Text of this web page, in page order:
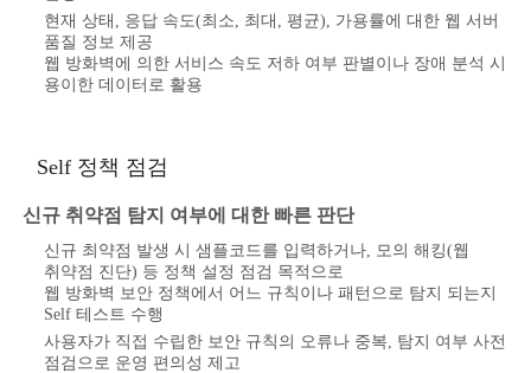
현재 상태, 응답 속도(최소, 최대, 평균), 가용률에 대한 웹 서버
품질 정보 제공
웹 방화벽에 의한 서비스 속도 저하 여부 판별이나 장애 분석 시
용이한 데이터로 활용
Self 정책 점검
신규 취약점 탐지 여부에 대한 빠른 판단
신규 최약점 발생 시 샘플코드를 입력하거나, 모의 해킹(웹
취약점 진단) 등 정책 설정 점검 목적으로
웹 방화벽 보안 정책에서 어느 규칙이나 패턴으로 탐지 되는지
Self 테스트 수행
사용자가 직접 수립한 보안 규칙의 오류나 중복, 탐지 여부 사전
점검으로 운영 편의성 제고